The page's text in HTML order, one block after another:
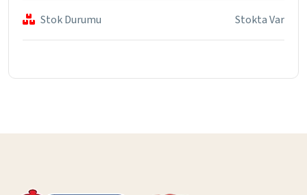
Stok Durumu Stokta Var